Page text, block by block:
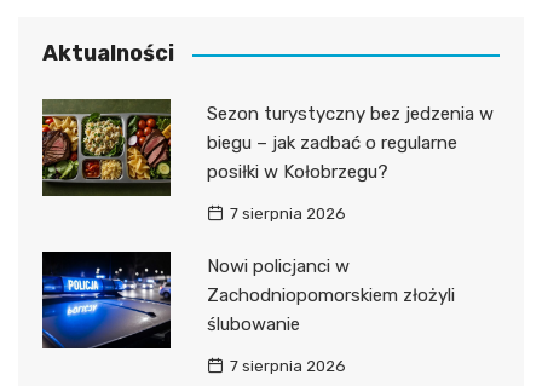
Aktualności
Sezon turystyczny bez jedzenia w
biegu – jak zadbać o regularne
posiłki w Kołobrzegu?
7 sierpnia 2026
Nowi policjanci w
Zachodniopomorskiem złożyli
ślubowanie
7 sierpnia 2026